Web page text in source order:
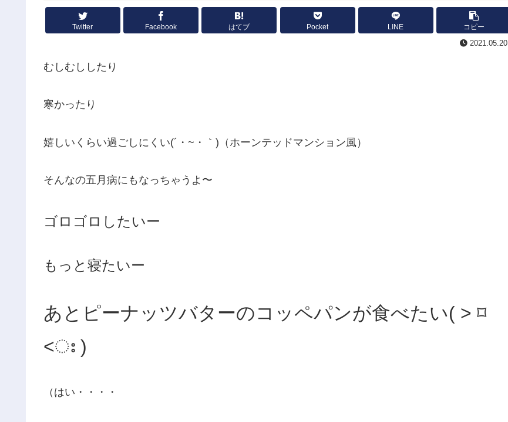
Twitter Facebook はてブ Pocket LINE コピー
2021.05.20
むしむししたり
寒かったり
嬉しいくらい過ごしにくい(´・~・｀)（ホーンテッドマンション風）
そんなの五月病にもなっちゃうよ〜
ゴロゴロしたいー
もっと寝たいー
あとピーナッツバターのコッペパンが食べたい( ˃ ⌑
˂ഃ )
（はい・・・・